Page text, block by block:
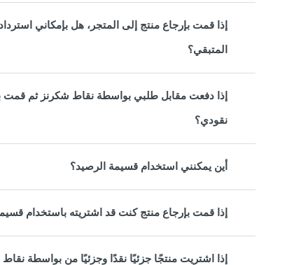
إذا قمت بإرجاع منتج إلى المتجر، هل بإمكاني
المتبقي؟
إذا دفعت مقابل طلبي بواسطة نقاط شكرنز ثم قمت
نقودي؟
أين يمكنني استخدام قسيمة الرصيد؟
إذا قمت بإرجاع منتج كنت قد اشتريته باستخدام
إذا اشتريت منتجًا جزئيًا نقدًا وجزئيًا من بواسطة